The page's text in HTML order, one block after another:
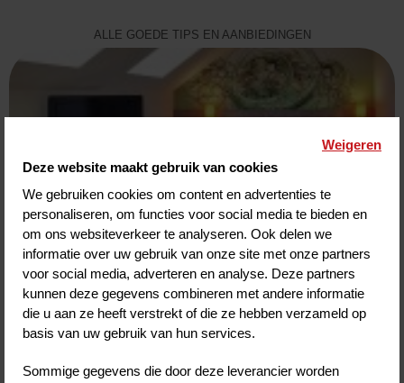
Weigeren
Deze website maakt gebruik van cookies
We gebruiken cookies om content en advertenties te
personaliseren, om functies voor social media te bieden en
om ons websiteverkeer te analyseren. Ook delen we
informatie over uw gebruik van onze site met onze partners
voor social media, adverteren en analyse. Deze partners
kunnen deze gegevens combineren met andere informatie
die u aan ze heeft verstrekt of die ze hebben verzameld op
basis van uw gebruik van hun services.
Sommige gegevens die door deze leverancier worden
ALLE GOEDE TIPS EN AANBIEDINGEN